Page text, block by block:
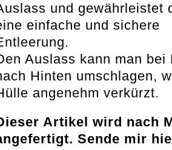
und gewährleistet
einfache und sichere
Auslass kann man bei
Hinten umschlagen,
angenehm verkürzt.
Artikel wird nach
Sende mir